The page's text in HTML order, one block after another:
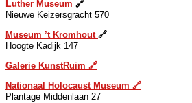
Luther Museum 🔗
Nieuwe Keizersgracht 570
Museum ’tKromhout 🔗
Hoogte Kadijk 147
Galerie KunstRuim 🔗
Nationaal Holocaust Museum 🔗
Plantage Middenlaan 27